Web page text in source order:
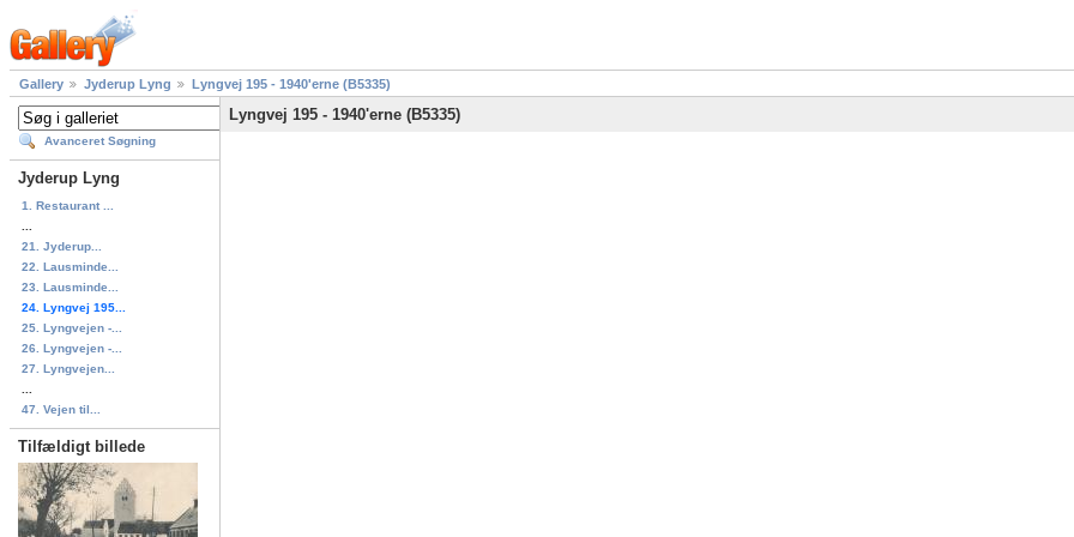
Gallery Jyderup Lyng Lyngvej 195 - 1940'erne (B5335)
Avanceret Søgning
Jyderup Lyng
1. Restaurant ...
21. Jyderup...
22. Lausminde...
23. Lausminde...
24. Lyngvej 195...
25. Lyngvejen -...
26. Lyngvejen -...
27. Lyngvejen...
47. Vejen til...
Tilfældigt billede
Lyngvej 195 - 1940'erne (B5335)